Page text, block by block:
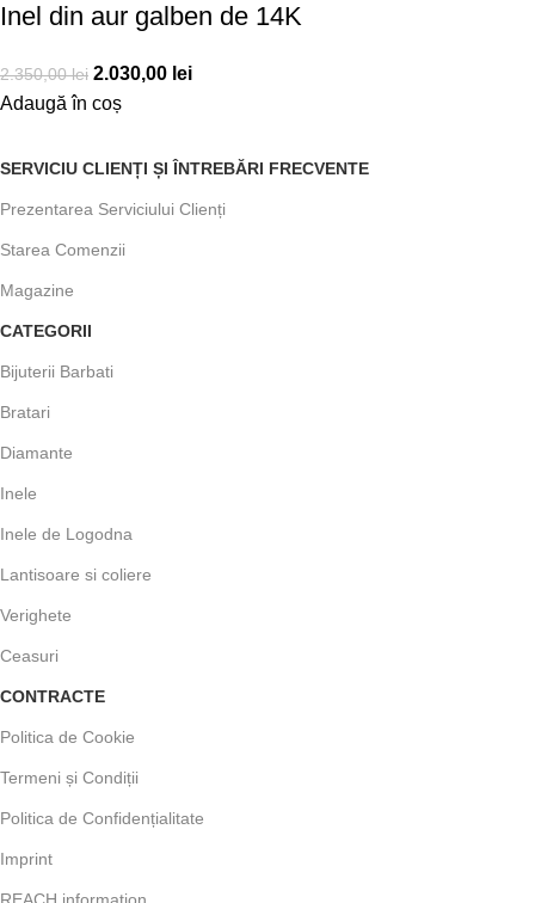
Inel din aur galben de 14K
2.350,00lei 2.030,00 lei
Adaugă în coș
SERVICIU CLIENȚI ȘI ÎNTREBĂRI FRECVENTE
Prezentarea Serviciului Clienți
Starea Comenzii
Magazine
CATEGORII
Bijuterii Barbati
Bratari
Diamante
Inele
Inele de Logodna
Lantisoare si coliere
Verighete
Ceasuri
CONTRACTE
Politica de Cookie
Termeni și Condiții
Politica de Confidențialitate
Imprint